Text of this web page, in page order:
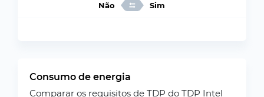
Não Sim
Consumo de energia
Comparar os requisitos de TDP do TDP Intel